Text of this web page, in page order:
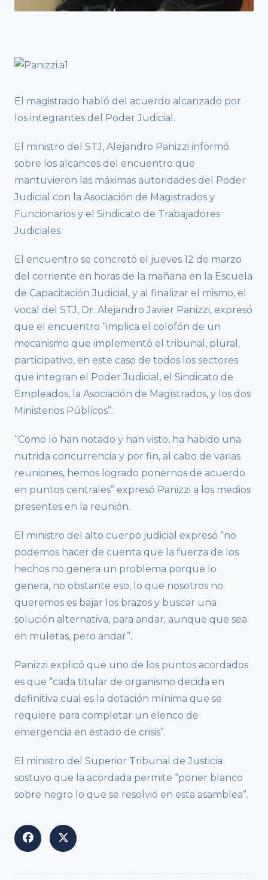
El magistrado habló del acuerdo alcanzado por
los integrantes del Poder Judicial.
El ministro del STJ, Alejandro Panizzi informó
sobre los alcances del encuentro que
mantuvieron las máximas autoridades del Poder
Judicial con la Asociación de Magistrados y
Funcionarios y el Sindicato de Trabajadores
Judiciales.
El encuentro se concretó el jueves 12 de marzo
del corriente en horas de la mañana en la Escuela
de Capacitación Judicial, y al finalizar el mismo, el
vocal del STJ, Dr. Alejandro Javier Panizzi, expresó
que el encuentro “implica el colofón de un
mecanismo que implementó el tribunal, plural,
participativo, en este caso de todos los sectores
que integran el Poder Judicial, el Sindicato de
Empleados, la Asociación de Magistrados, y los dos
Ministerios Públicos”.
“Como lo han notado y han visto, ha habido una
nutrida concurrencia y por fin, al cabo de varias
reuniones, hemos logrado ponernos de acuerdo
en puntos centrales” expresó Panizzi a los medios
presentes en la reunión.
El ministro del alto cuerpo judicial expresó “no
podemos hacer de cuenta que la fuerza de los
hechos no genera un problema porque lo
genera, no obstante eso, lo que nosotros no
queremos es bajar los brazos y buscar una
solución alternativa, para andar, aunque que sea
en muletas, pero andar”.
Panizzi explicó que uno de los puntos acordados
es que “cada titular de organismo decida en
definitiva cual es la dotación mínima que se
requiere para completar un elenco de
emergencia en estado de crisis”.
El ministro del Superior Tribunal de Justicia
sostuvo que la acordada permite “poner blanco
sobre negro lo que se resolvió en esta asamblea”.